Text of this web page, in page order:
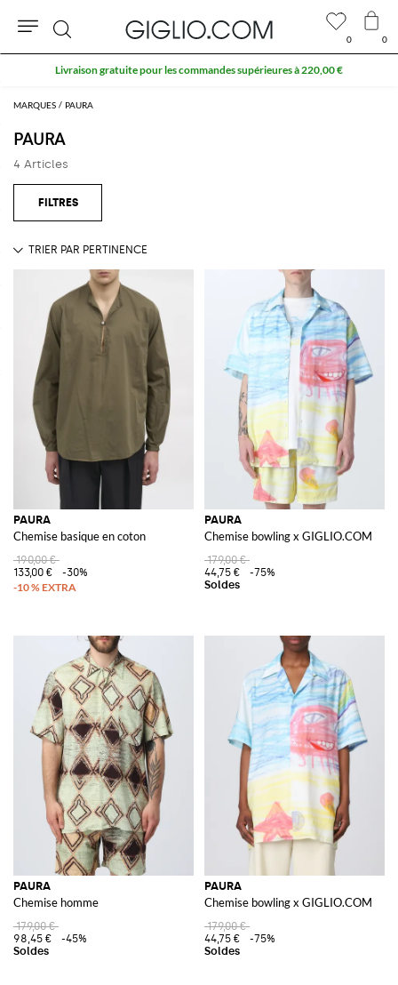
MARQUES PAURA
PAURA
4 Articles
PAURA
Chemise basique en coton
190,00 €
133,00 €
-30%
PAURA
Chemise bowling x GIGLIO.COM
179,00 €
44,75 €
-75%
PAURA
Chemise homme
179,00 €
98,45 €
-45%
PAURA
Chemise bowling x GIGLIO.COM
179,00 €
44,75 €
-75%
0 0
Rechercher
Livraison gratuite pour les commandes supérieures à 220,00 €